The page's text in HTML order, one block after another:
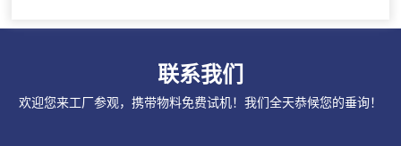
联系我们
欢迎您来工厂参观，携带物料免费试机！我们全天恭候您的垂询！